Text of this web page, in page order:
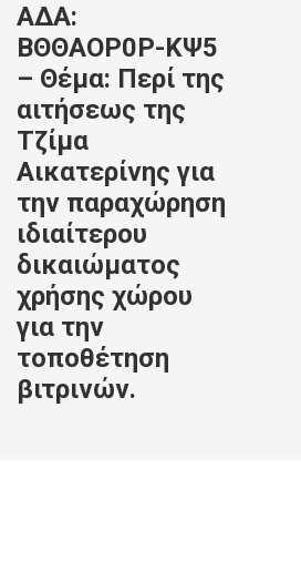
ΑΔΑ:
ΒΘΘΑΟΡ0Ρ-ΚΨ5
– Θέμα: Περί της
αιτήσεως της
Τζίμα
Αικατερίνης για
την παραχώρηση
ιδιαίτερου
δικαιώματος
χρήσης χώρου
για την
τοποθέτηση
βιτρινών.